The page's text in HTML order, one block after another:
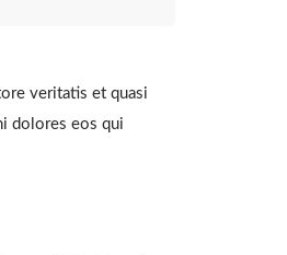
veritatis et quasi
dolores eos qui